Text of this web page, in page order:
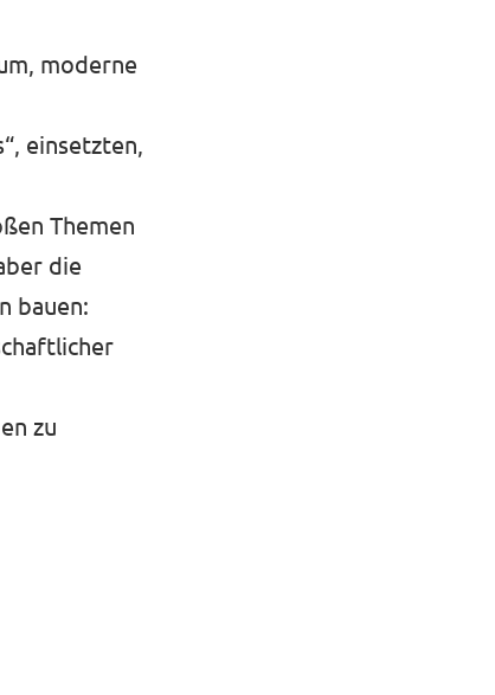
moderne
einsetzten,
Themen
die
bauen:
zu